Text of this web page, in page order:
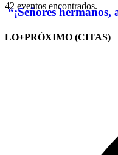
“¡Señores hermanos,
LO+PRÓXIMO (CITAS)
42 eventos encontrados.